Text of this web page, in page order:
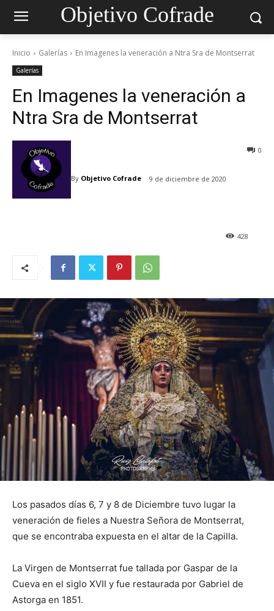
Objetivo Cofrade
Inicio Galerías En Imagenes la veneración a Ntra Sra de Montserrat
Galerías
En Imagenes la veneración a
Ntra Sra de Montserrat
By Objetivo Cofrade 9 de diciembre de 2020
0
428
Los pasados días 6, 7 y 8 de Diciembre tuvo lugar la
veneración de fieles a Nuestra Señora de Montserrat,
que se encontraba expuesta en el altar de la Capilla.
La Virgen de Montserrat fue tallada por Gaspar de la
Cueva en el siglo XVII y fue restaurada por Gabriel de
Astorga en 1851.